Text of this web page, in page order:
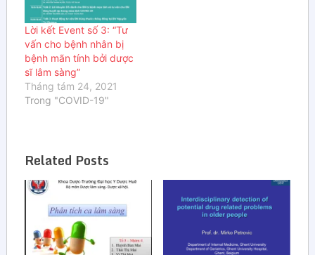
Lời kết Event số 3: “Tư
vấn cho bệnh nhân bị
bệnh mãn tính bởi dược
sĩ lâm sàng”
Tháng tám 24, 2021
Trong "COVID-19"
Related Posts